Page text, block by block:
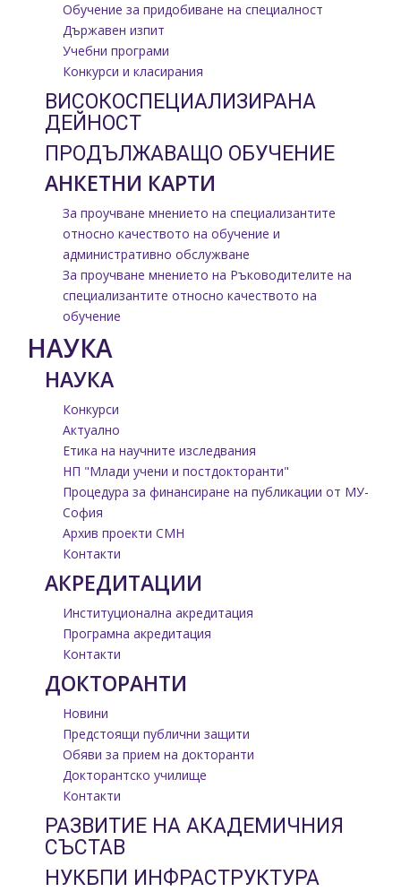
Обучение за придобиване на специалност
Държавен изпит
Учебни програми
Конкурси и класирания
ВИСОКОСПЕЦИАЛИЗИРАНА
ДЕЙНОСТ
ПРОДЪЛЖАВАЩО ОБУЧЕНИЕ
АНКЕТНИ КАРТИ
За проучване мнението на специализантите
относно качеството на обучение и
административно обслужване
За проучване мнението на Ръководителите на
специализантите относно качеството на
обучение
НАУКА
НАУКА
Конкурси
Актуално
Етика на научните изследвания
НП "Млади учени и постдокторанти"
Процедура за финансиране на публикации от МУ-
София
Архив проекти СМН
Контакти
АКРЕДИТАЦИИ
Институционална акредитация
Програмна акредитация
Контакти
ДОКТОРАНТИ
Новини
Предстоящи публични защити
Обяви за прием на докторанти
Докторантско училище
Контакти
РАЗВИТИЕ НА АКАДЕМИЧНИЯ
СЪСТАВ
НУКБПИ ИНФРАСТРУКТУРА